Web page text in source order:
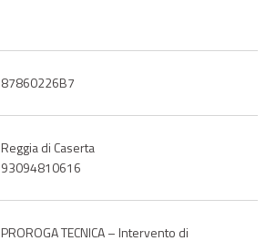
87860226B7
Reggia di Caserta
93094810616
PROROGA TECNICA – Intervento di